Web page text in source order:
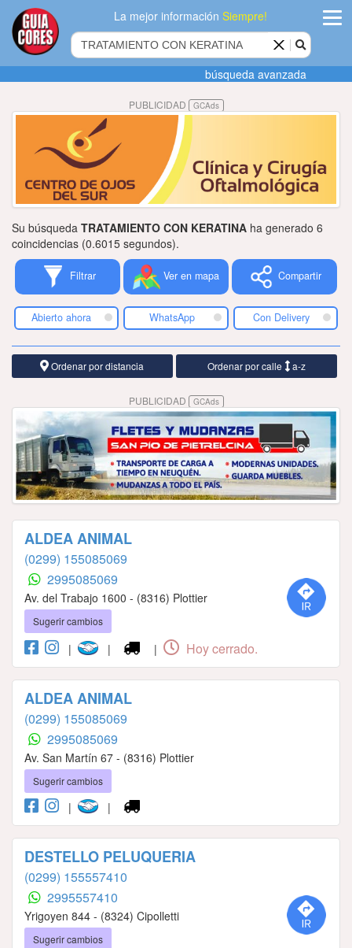
La mejor informaciónSiempre!
Agregar
empresa
datos
Publicidad
Tiendacores
Contactenos
búsqueda avanzada
PUBLICIDAD GCAds
Su búsqueda TRATAMIENTO CON KERATINA ha generado 6
coincidencias (0.6015 segundos).
Filtrar Ver en mapa Compartir
Abierto ahora WhatsApp Con Delivery
Ordenar por distancia Ordenar por calle a-z
PUBLICIDAD GCAds
ALDEA ANIMAL
(0299) 155085069
2995085069
Av. del Trabajo 1600 - (8316) Plottier
Sugerir cambios
| | | Hoy cerrado.
ALDEA ANIMAL
(0299) 155085069
2995085069
Av. San Martín 67 - (8316) Plottier
Sugerir cambios
| |
DESTELLO PELUQUERIA
(0299) 155557410
2995557410
Yrigoyen 844 - (8324) Cipolletti
Sugerir cambios